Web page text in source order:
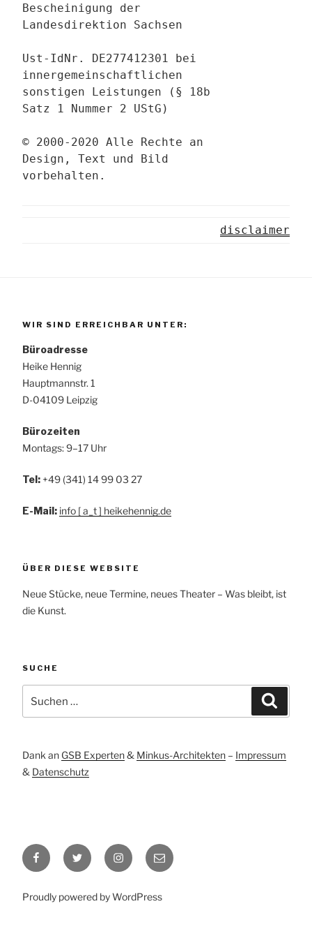
Bescheinigung der
Landesdirektion Sachsen
Ust-IdNr. DE277412301 bei
innergemeinschaftlichen
sonstigen Leistungen (§ 18b
Satz 1 Nummer 2 UStG)
© 2000-2020 Alle Rechte an
Design, Text und Bild
vorbehalten.
disclaimer
WIR SIND ERREICHBAR UNTER:
Büroadresse
Heike Hennig
Hauptmannstr. 1
D-04109 Leipzig
Bürozeiten
Montags: 9–17 Uhr
Tel: +49 (341) 14 99 03 27
E-Mail: info [ a_t ] heikehennig.de
ÜBER DIESE WEBSITE
Neue Stücke, neue Termine, neues Theater – Was bleibt, ist
die Kunst.
SUCHE
nach:
Dank an GSB Experten& Minkus-Architekten – Impressum
& Datenschutz
Facebook
–
Hennig
Twitter
–
Hennig
Instagram
E-
Mail
Büro
Proudly powered by WordPress